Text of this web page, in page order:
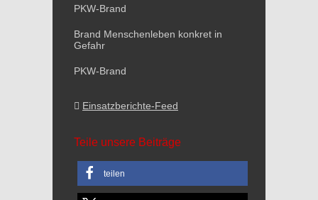
PKW-Brand
Brand Menschenleben konkret in
Gefahr
PKW-Brand
Einsatzberichte-Feed
Teile unsere Beiträge
teilen